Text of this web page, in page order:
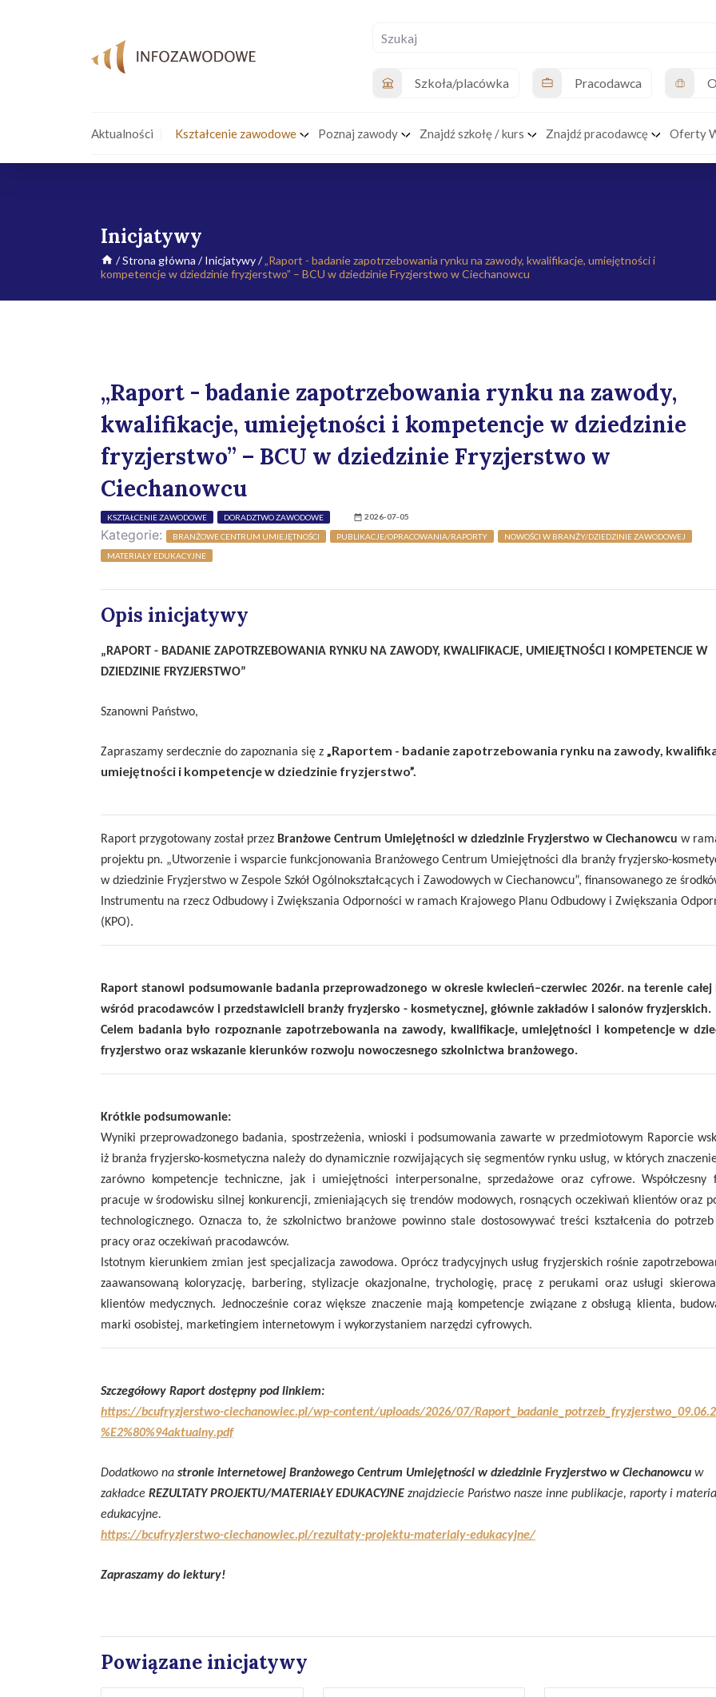
Szkoła/placówka Pracodawca
Aktualności Kształcenie zawodowe Poznaj zawody Znajdź szkołę / kurs Znajdź pracodawcę Oferty
Inicjatywy
/Strona główna /Inicjatywy/„Raport - badanie zapotrzebowania rynku na zawody, kwalifikacje, umiejętności i
kompetencje w dziedzinie fryzjerstwo” – BCU w dziedzinie Fryzjerstwo w Ciechanowcu
„Raport - badanie zapotrzebowania rynku na zawody,
kwalifikacje, umiejętności i kompetencje w dziedzinie
fryzjerstwo” – BCU w dziedzinie Fryzjerstwo w
Ciechanowcu
KSZTAŁCENIE ZAWODOWE DORADZTWO ZAWODOWE 2026-07-05
Kategorie: BRANŻOWE CENTRUM UMIEJĘTNOŚCI PUBLIKACJE/OPRACOWANIA/RAPORTY
NOWOŚCI W BRANŻY/DZIEDZINIE ZAWODOWEJ
MATERIAŁY EDUKACYJNE
Opis inicjatywy
„RAPORT - BADANIE ZAPOTRZEBOWANIA RYNKU NA ZAWODY, KWALIFIKACJE, UMIEJĘTNOŚCI I KOMPETENCJE W
DZIEDZINIE FRYZJERSTWO”
Szanowni Państwo,
Zapraszamy serdecznie do zapoznania się z „Raportem - badanie zapotrzebowania rynku na zawody,
umiejętności i kompetencje w dziedzinie fryzjerstwo”.
Raport przygotowany został przez Branżowe Centrum Umiejętności w dziedzinie Fryzjerstwo w Ciechanowcu w
projektu pn. „Utworzenie i wsparcie funkcjonowania Branżowego Centrum Umiejętności dla branży fryzjersko-
w dziedzinie Fryzjerstwo w Zespole Szkół Ogólnokształcących i Zawodowych w Ciechanowcu”, finansowanego ze
Instrumentu na rzecz Odbudowy i Zwiększania Odporności w ramach Krajowego Planu Odbudowy i Zwiększania
(KPO).
Raport stanowi podsumowanie badania przeprowadzonego w okresie kwiecień–czerwiec 2026r. na terenie całej
wśród pracodawców i przedstawicieli branży fryzjersko - kosmetycznej, głównie zakładów i salonów fryzjerskich.
Celem badania było rozpoznanie zapotrzebowania na zawody, kwalifikacje, umiejętności i kompetencje w
fryzjerstwo oraz wskazanie kierunków rozwoju nowoczesnego szkolnictwa branżowego.
Krótkie podsumowanie:
Wyniki przeprowadzonego badania, spostrzeżenia, wnioski i podsumowania zawarte w przedmiotowym Raporcie
iż branża fryzjersko-kosmetyczna należy do dynamicznie rozwijających się segmentów rynku usług, w których
zarówno kompetencje techniczne, jak i umiejętności interpersonalne, sprzedażowe oraz cyfrowe. Współczesny
pracuje w środowisku silnej konkurencji, zmieniających się trendów modowych, rosnących oczekiwań klientów oraz
technologicznego. Oznacza to, że szkolnictwo branżowe powinno stale dostosowywać treści kształcenia do
pracy oraz oczekiwań pracodawców.
Istotnym kierunkiem zmian jest specjalizacja zawodowa. Oprócz tradycyjnych usług fryzjerskich rośnie
zaawansowaną koloryzację, barbering, stylizacje okazjonalne, trychologię, pracę z perukami oraz usługi
klientów medycznych. Jednocześnie coraz większe znaczenie mają kompetencje związane z obsługą klienta,
marki osobistej, marketingiem internetowym i wykorzystaniem narzędzi cyfrowych.
Szczegółowy Raport dostępny pod linkiem:
https://bcufryzjerstwo-ciechanowiec.pl/wp-content/uploads/2026/07/
%E2%80%94aktualny.pdf
Dodatkowo na stronie internetowej Branżowego Centrum Umiejętności w dziedzinie Fryzjerstwo w Ciechanowcu w
zakładce REZULTATY PROJEKTU/MATERIAŁY EDUKACYJNE znajdziecie Państwo nasze inne publikacje, raporty i
edukacyjne.
https://bcufryzjerstwo-ciechanowiec.pl/rezultaty-projektu-materialy-edukacyjne/
Zapraszamy do lektury!
Powiązane inicjatywy